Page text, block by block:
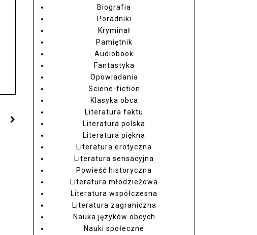
Biografia
Poradniki
Kryminał
Pamiętnik
Audiobook
Fantastyka
Opowiadania
Sciene-fiction
Klasyka obca
Literatura faktu
Literatura polska
Literatura piękna
Literatura erotyczna
Literatura sensacyjna
Powieść historyczna
Literatura młodzieżowa
Literatura współczesna
Literatura zagraniczna
Nauka języków obcych
Nauki społeczne